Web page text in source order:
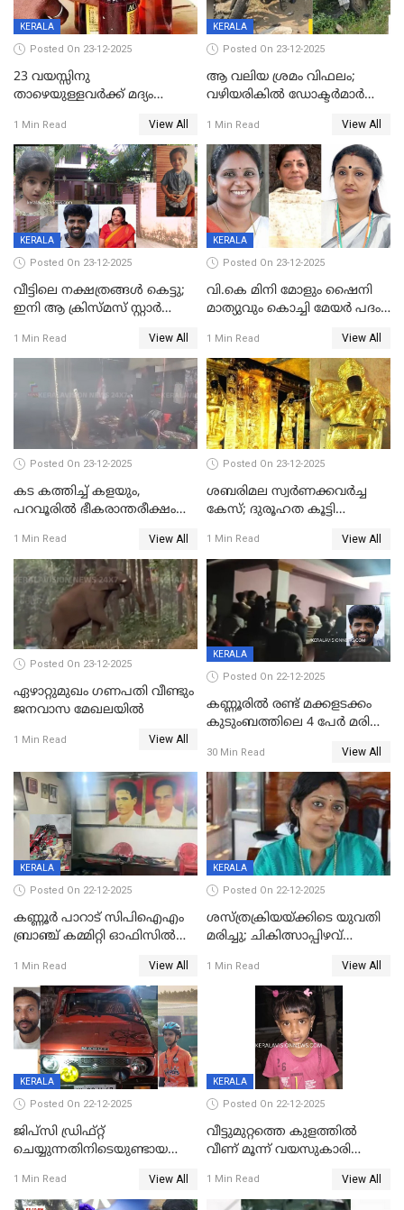
KERALA
Posted On 23-12-2025
23 വയസ്സിനു
താഴെയുള്ളവർക്ക് മദ്യം
നടപടി;സ്ഥാപനങ്ങൾക്കെതിരെ
രണ്ട് കേസുകൾ
1 Min Read View All
KERALA
Posted On 23-12-2025
ആ വലിയ ശ്രമം വിഫലം;
വഴിയരികില്‍ ‌ഡോക്ടര്‍മാര്‍
മരണത്തിന് കീഴടങ്ങി
1 Min Read View All
KERALA
Posted On 23-12-2025
വീട്ടിലെ നക്ഷത്രങ്ങൾ കെട്ടു;
ഇനി ആ ക്രിസ്മസ് സ്റ്റാർ
വേണ്ടിയുള്ള
പിടിവലിക്കിടയിൽ
അപ്പൂപ്പനെതിരെ പോക്സോ
കേസ് ഒടുവിൽ 4 ജീവനുകൾ
പൊലിഞ്ഞു
1 Min Read View All
KERALA
Posted On 23-12-2025
വി.കെ മിനി മോളും ഷൈനി
മാത്യുവും കൊച്ചി മേയർ പദം
മേയറാകില്ല
1 Min Read View All
Posted On 23-12-2025
കട കത്തിച്ച് കളയും,
പറവൂരില്‍ ഭീകരാന്തരീക്ഷം
1 Min Read View All
Posted On 23-12-2025
ശബരിമല സ്വര്‍ണക്കവര്‍ച്ച
കേസ്; ദുരൂഹത കൂട്ടി
1 Min Read View All
Posted On 23-12-2025
ഏഴാറ്റുമുഖം ഗണപതി വീണ്ടും
ജനവാസ മേഖലയിൽ
1 Min Read View All
KERALA
Posted On 22-12-2025
കണ്ണൂരിൽ രണ്ട് മക്കളടക്കം
കുടുംബത്തിലെ 4 പേർ മരിച്ച
30 Min Read View All
KERALA
Posted On 22-12-2025
കണ്ണൂർ പാറാട് സിപിഐഎം
ബ്രാഞ്ച് കമ്മിറ്റി ഓഫിസിൽ
ചിത്രങ്ങളടക്കം കത്തിയ
നിലയിൽ
1 Min Read View All
KERALA
Posted On 22-12-2025
ശസ്ത്രക്രിയയ്‌ക്കിടെ യുവതി
മരിച്ചു; ചികിത്സാപ്പിഴവ്
സംഭവം മാവേലിക്കരയിൽ
1 Min Read View All
KERALA
Posted On 22-12-2025
ജിപ്സി ഡ്രിഫ്റ്റ്
ചെയ്യുന്നതിനിടെയുണ്ടായ
ദാരുണാന്ത്യം; ജീപ്സി
ഓടിച്ചയാൾ അറസ്റ്റിൽ.
1 Min Read View All
KERALA
Posted On 22-12-2025
വീട്ടുമുറ്റത്തെ കുളത്തിൽ
വീണ് മൂന്ന് വയസുകാരി
1 Min Read View All